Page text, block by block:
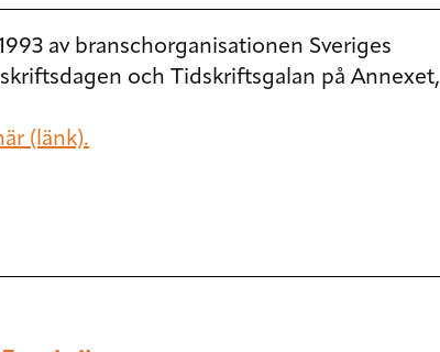
av branschorganisationen Sveriges
och Tidskriftsgalan på Annexet,
(länk).